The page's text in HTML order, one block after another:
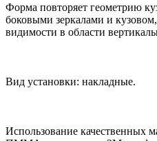
Форма повторяет геометрию
боковыми зеркалами и
видимости в области
Вид установки: накладные.
Использование качественных